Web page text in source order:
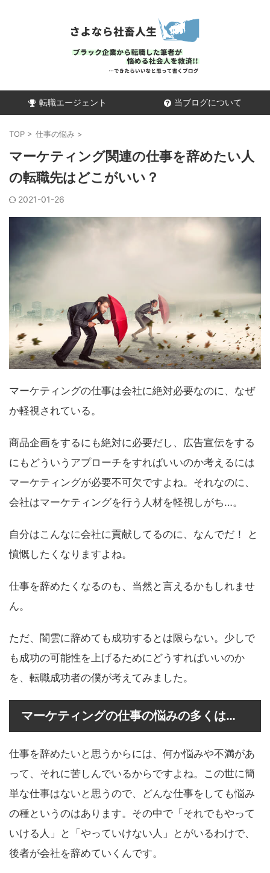
転職エージェント 当ブログについて
TOP > 仕事の悩み >
マーケティング関連の仕事を辞めたい人
の転職先はどこがいい？
2021-01-26
マーケティングの仕事は会社に絶対必要なのに、なぜ
か軽視されている。
商品企画をするにも絶対に必要だし、広告宣伝をする
にもどういうアプローチをすればいいのか考えるには
マーケティングが必要不可欠ですよね。それなのに、
会社はマーケティングを行う人材を軽視しがち…。
自分はこんなに会社に貢献してるのに、なんでだ！ と
憤慨したくなりますよね。
仕事を辞めたくなるのも、当然と言えるかもしれませ
ん。
ただ、闇雲に辞めても成功するとは限らない。少しで
も成功の可能性を上げるためにどうすればいいのか
を、転職成功者の僕が考えてみました。
マーケティングの仕事の悩みの多くは…
仕事を辞めたいと思うからには、何か悩みや不満があ
って、それに苦しんでいるからですよね。この世に簡
単な仕事はないと思うので、どんな仕事をしても悩み
の種というのはあります。その中で「それでもやって
いける人」と「やっていけない人」とがいるわけで、
後者が会社を辞めていくんです。